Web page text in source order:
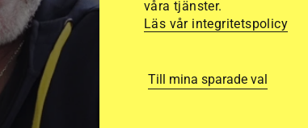
våra tjänster.
Läs vår integritetspolicy
Till mina sparade val